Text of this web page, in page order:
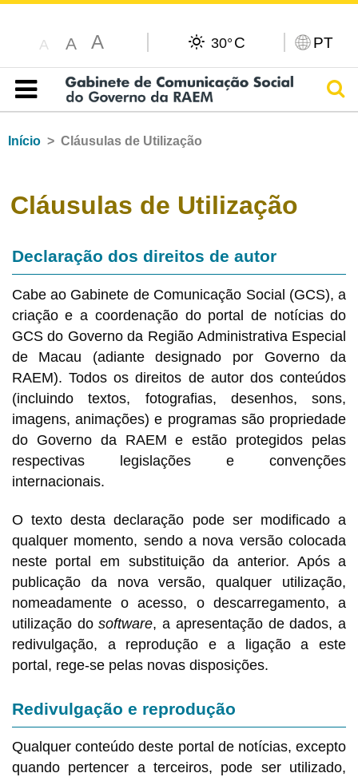
A A A 30° C PT
Índice
Início Cláusulas de Utilização
Cláusulas de Utilização
Declaração dos direitos de autor
Cabe ao Gabinete de Comunicação Social (GCS), a
criação e a coordenação do portal de notícias do
GCS do Governo da Região Administrativa Especial
de Macau (adiante designado por Governo da
RAEM). Todos os direitos de autor dos conteúdos
(incluindo textos, fotografias, desenhos, sons,
imagens, animações) e programas são propriedade
do Governo da RAEM e estão protegidos pelas
respectivas legislações e convenções
internacionais.
O texto desta declaração pode ser modificado a
qualquer momento, sendo a nova versão colocada
neste portal em substituição da anterior. Após a
publicação da nova versão, qualquer utilização,
nomeadamente o acesso, o descarregamento, a
utilização dosoftware, a apresentação de dados, a
redivulgação, a reprodução e a ligação a este
portal, rege-se pelas novas disposições.
Redivulgação e reprodução
Qualquer conteúdo deste portal de notícias, excepto
quando pertencer a terceiros, pode ser utilizado,